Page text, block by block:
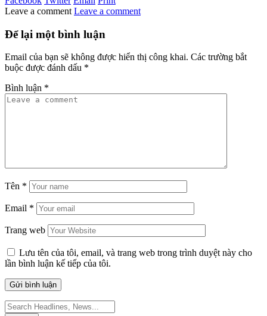
Leave a comment Leave a comment
Để lại một bình luận
Email của bạn sẽ không được hiển thị công khai. Các trường bắt
buộc được đánh dấu *
Bình luận *
Tên *
Email *
Trang web
Lưu tên của tôi, email, và trang web trong trình duyệt này cho
lần bình luận kế tiếp của tôi.
Search